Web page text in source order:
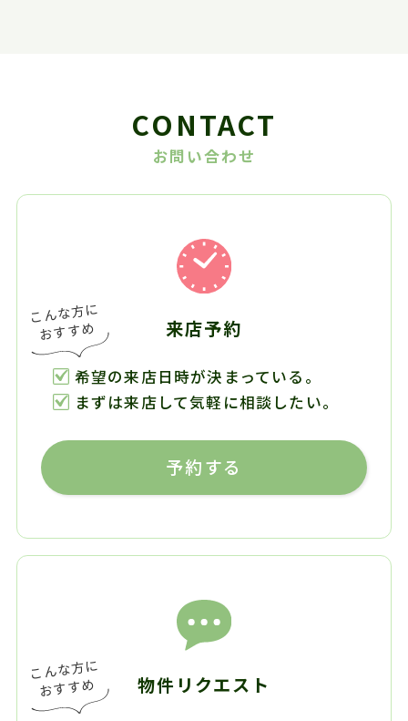
CONTACT
お問い合わせ
来店予約
希望の来店日時が決まっている。
まずは来店して気軽に相談したい。
予約する
物件リクエスト